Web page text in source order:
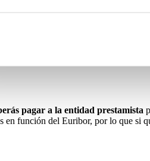
devolver el dinero
cuota. Aunque esto parezca
pagar a la entidad prestamista
en función del Euribor, por lo que si